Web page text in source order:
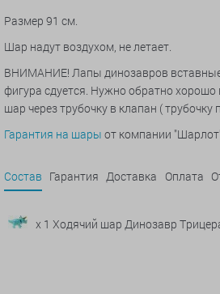
Размер 91 см.
Шар надут воздухом, не летает.
ВНИМАНИЕ! Лапы динозавров
фигура сдуется. Нужно обратно хорошо
шар через трубочку в клапан ( трубочку
Гарантия на шары от компании
Состав Гарантия Доставка Оплата
x 1 Ходячий шар Динозавр